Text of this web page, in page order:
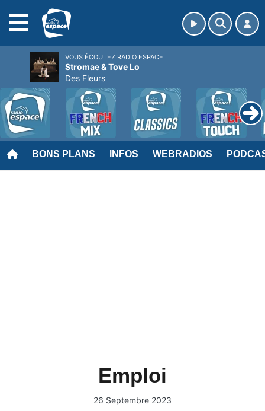
BONS PLANS INFOS WEBRADIOS
Emploi
26 Septembre 2023
VOUS ÉCOUTEZ RADIO ESPACE
Stromae & Tove Lo
Des Fleurs